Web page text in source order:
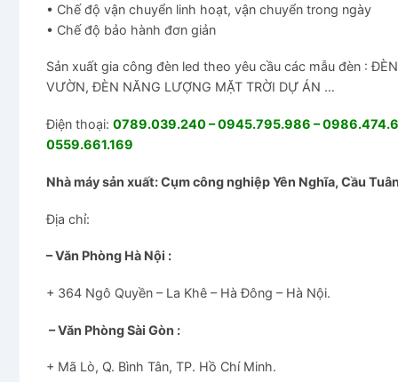
• Chế độ vận chuyển linh hoạt, vận chuyển trong ngày
• Chế độ bảo hành đơn giản
Sản xuất gia công đèn led theo yêu cầu các mẫu đèn :
VƯỜN, ĐÈN NĂNG LƯỢNG MẶT TRỜI DỰ ÁN …
Điện thoại: 0789.039.240 – 0945.795.986 –
0559.661.169
Nhà máy sản xuất: Cụm công nghiệp Yên Nghĩa, Cầu
Địa chỉ:
– Văn Phòng Hà Nội :
+ 364 Ngô Quyền – La Khê – Hà Đông – Hà Nội.
– Văn Phòng Sài Gòn :
+ Mã Lò, Q. Bình Tân, TP. Hồ Chí Minh.